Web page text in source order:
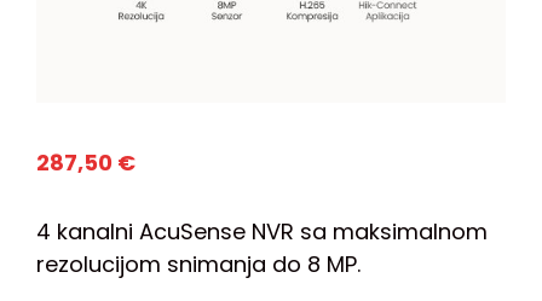
287,50 €
4 kanalni AcuSense NVR sa maksimalnom
rezolucijom snimanja do 8 MP.